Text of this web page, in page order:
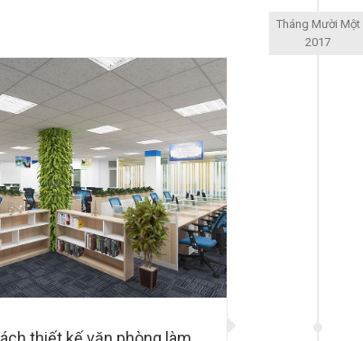
Tháng Mười Một
2017